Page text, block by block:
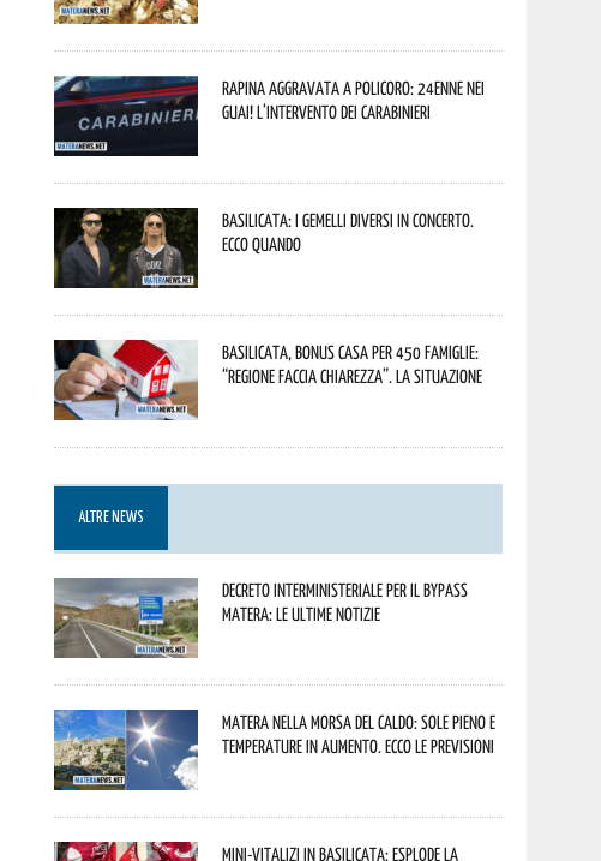
Rapina aggravata a Policoro: 24enne nei
guai! L’intervento dei Carabinieri
Basilicata: i Gemelli DiVersi in concerto.
Ecco quando
Basilicata, Bonus casa per 450 famiglie:
“Regione faccia chiarezza”. La situazione
ALTRE NEWS
Decreto interministeriale per il Bypass
Matera: le ultime notizie
Matera nella morsa del caldo: sole pieno e
temperature in aumento. Ecco le previsioni
Mini-vitalizi in Basilicata: esplode la